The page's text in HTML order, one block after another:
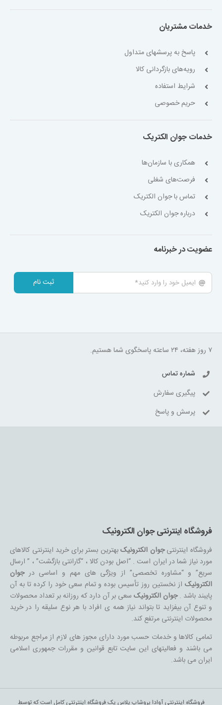
خدمات مشتریان
پاسخ به پرسشهای متداول
رویه‌های بازگردانی کالا
شرایط استفاده
حریم خصوصی
خدمات جوان الکتریک
همکاری با سازمان‌ها
فرصت‌های شغلی
تماس با جوان الکتریک
درباره جوان الکتریک
عضویت در خبرنامه
ثبت نام
۷ روز هفته، ۲۴ ساعته پاسخگوی شما هستیم.
شماره تماس
پیگیری سفارش
پرسش و پاسخ
فروشگاه اینترنتی جوان الکترونیک
فروشگاه اینترنتیجوان الکترونیکبهترین بستر برای خرید اینترنتی کالاهای
مورد نیاز شما در ایران است . “اصل بودن کالا ، “گارانتی بازگشت” ، ” ارسال
سریع” و “مشاوره تخصصی” از ویژگی های مهم و اساسی درجوان
الکترونیکاز نخستین روز تأسیس بوده و تمام سعی خود را کرده تا به آن
پایبند باشد .جوان الکترونیکسعی بر آن دارد که روزانه بر تعداد محصولات
و تنوع آن بیفزاید تا بتواند نیاز همه ی افراد با هر نوع سلیقه را در خرید
محصولات اینترنتی مرتفع کند.
تمامی کالاها و خدمات حسب مورد دارای مجوز های لازم از مراجع مربوطه
می باشند و فعالیتهای این سایت تابع قوانین و مقررات جمهوری اسلامی
ایران می باشد.
فروشگاه اینترنتی آوادا پروشاپ پلاس یک فروشگاه اینترنتی کامل است که توسط